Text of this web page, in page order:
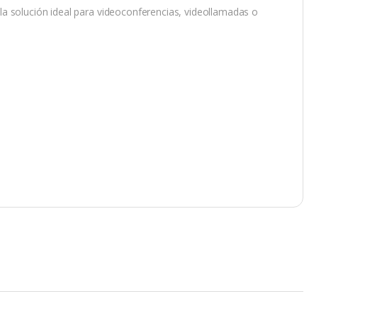
solución ideal para videoconferencias, videollamadas o